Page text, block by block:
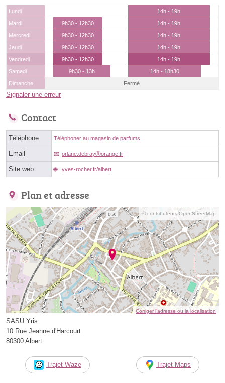
Lundi
14h - 19h
Mardi
9h30 - 12h30
14h - 19h
Mercredi
9h30 - 12h30
14h - 19h
Jeudi
9h30 - 12h30
14h - 19h
Vendredi
9h30 - 12h30
14h - 19h
Samedi
9h30 - 13h
14h - 18h30
Dimanche
Fermé
Signaler une erreur
Contact
Téléphone Téléphoner au magasin de parfums
Email orlane.debrayⓐorange.fr
Site web yves-rocher.fr/albert
Plan et adresse
© contributeurs OpenStreetMap
Corriger l’adresse ou la localisation
SASU Yris
10 Rue Jeanne d'Harcourt
80300 Albert
Trajet Waze Trajet Maps